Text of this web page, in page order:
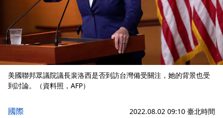
美國聯邦眾議院議長裴洛西是否到訪台灣備受關注，她的背景也受
到討論。（資料照，AFP）
國際 2022.08.02 09:10 臺北時間